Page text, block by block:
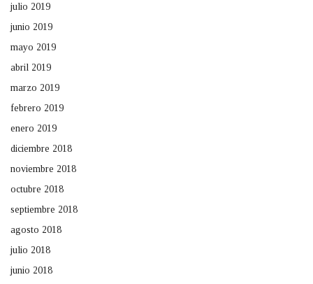
julio 2019
junio 2019
mayo 2019
abril 2019
marzo 2019
febrero 2019
enero 2019
diciembre 2018
noviembre 2018
octubre 2018
septiembre 2018
agosto 2018
julio 2018
junio 2018